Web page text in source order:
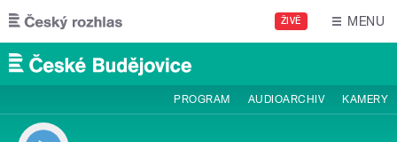
Přejít k hlavnímu obsahu
ŽIVĚ MENU
PROGRAM AUDIOARCHIV KAMERY